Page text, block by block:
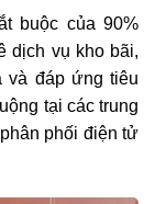
buộc của 90%
dịch vụ kho bãi,
và đáp ứng tiêu
tại các trung
phối điện tử